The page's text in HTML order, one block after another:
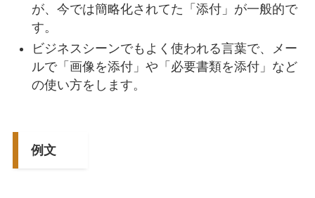
が、今では簡略化されてた「添付」が一般的で
す。
ビジネスシーンでもよく使われる言葉で、メー
ルで「画像を添付」や「必要書類を添付」など
の使い方をします。
例文